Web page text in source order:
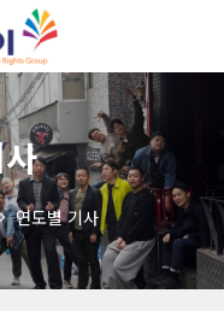
연도별 기사